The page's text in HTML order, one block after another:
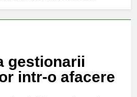
invatate de la copilul
meu
Donald Trump
6 Ani Ago
Earthing sau
beneficiile contactului
gestionarii
intr-o afacere